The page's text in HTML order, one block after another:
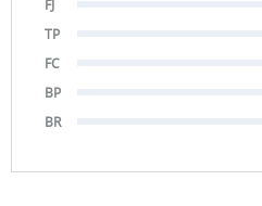
FJ
TP
FC
BP
BR